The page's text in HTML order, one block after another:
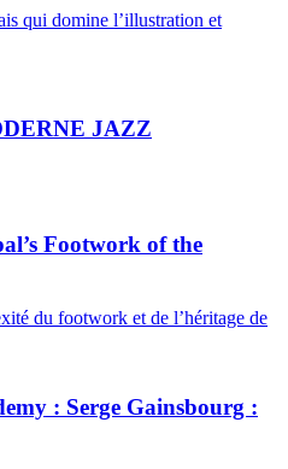
qui domine l’illustration et
JAZZ
Footwork of the
du footwork et de l’héritage de
: Serge Gainsbourg :